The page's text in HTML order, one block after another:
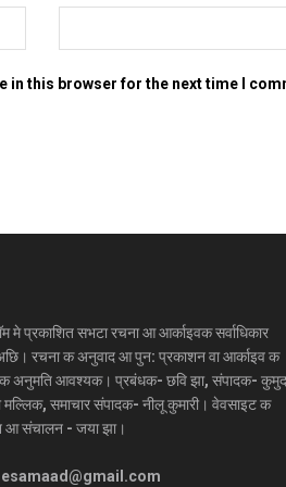
in this browser for the next time I
मे प्रकाशित सभटा रचना आ आर्काइवक सर्वाधिकार
अछि। रचना क अनुवाद आ पुन: प्रकाशन वा आर्काइव क
क अनुमति आवश्यक। प्रबंधक- छवि झा, संपादक- कुमुद
मल्लिक, समाचार संपादक- नीलू कुमारी। वेवसाइट क
आ संचालन - जया झा।
esamaad@gmail.com